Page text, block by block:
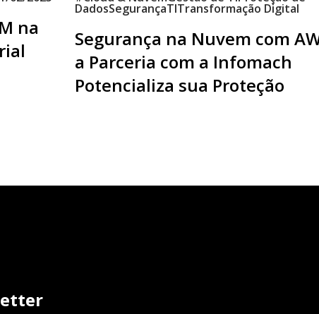
na
DadosSegurançaTITransformação Digital
Segurança na Nuvem com
a Parceria com a Infomach
Potencializa sua Proteção